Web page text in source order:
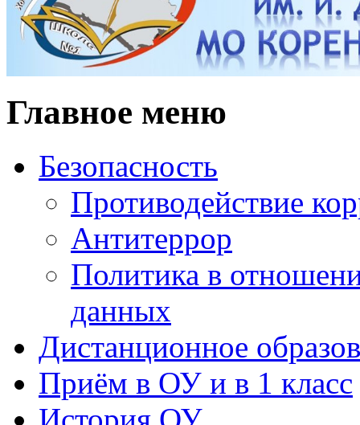
Главное меню
Безопасность
Противодействие
Антитеррор
Политика в
данных
Дистанционное
Приём в ОУ и в 1 класс